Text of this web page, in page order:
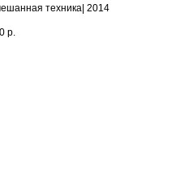
техника| 2014
р.